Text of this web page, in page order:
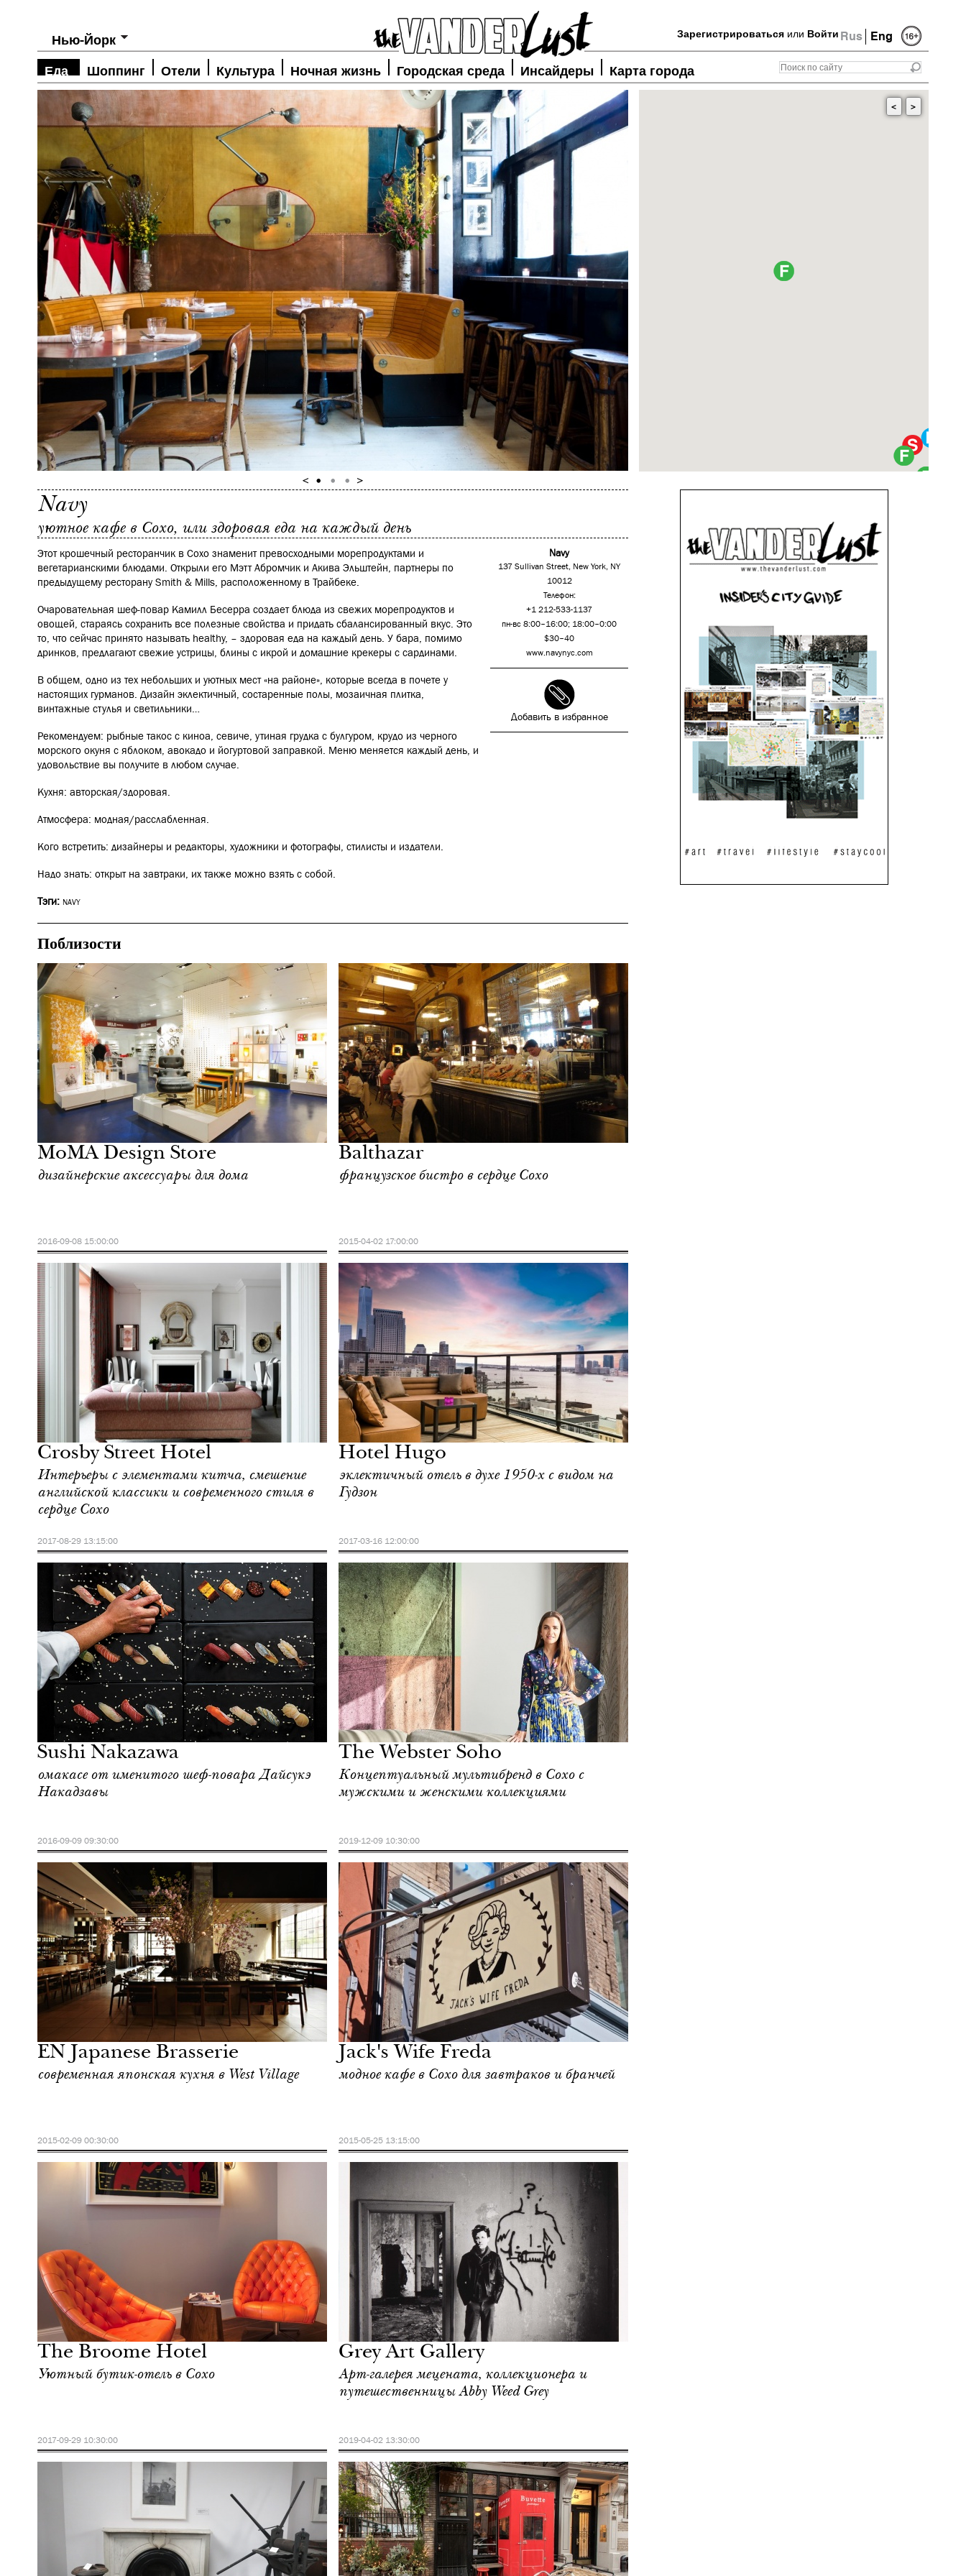
Rus Eng
Зарегистрироваться или Войти
Нью-Йорк
Еда Шоппинг Отели Культура Ночная жизнь Городская среда Инсайдеры Карта города
< >
Navy
уютное кафе в Сохо, или здоровая еда на каждый день
Navy
137 Sullivan Street, New York, NY
10012
Телефон:
+1 212-533-1137
пн-вс 8:00–16:00; 18:00–0:00
$30–40
www.navynyc.com
Добавить в избранное
Этот крошечный ресторанчик в Сохо знаменит превосходными морепродуктами и
вегетарианскими блюдами. Открыли его Мэтт Абромчик и Акива Эльштейн, партнеры по
предыдущему ресторану Smith & Mills, расположенному в Трайбеке.
Очаровательная шеф-повар Камилл Бесерра создает блюда из свежих морепродуктов и
овощей, стараясь сохранить все полезные свойства и придать сбалансированный вкус. Это
то, что сейчас принято называть healthy, – здоровая еда на каждый день. У бара, помимо
дринков, предлагают свежие устрицы, блины с икрой и домашние крекеры с сардинами.
В общем, одно из тех небольших и уютных мест «на районе», которые всегда в почете у
настоящих гурманов. Дизайн эклектичный, состаренные полы, мозаичная плитка,
винтажные стулья и светильники…
Рекомендуем: рыбные такос с киноа, севиче, утиная грудка с булгуром, крудо из черного
морского окуня с яблоком, авокадо и йогуртовой заправкой. Меню меняется каждый день, и
удовольствие вы получите в любом случае.
Кухня: авторская/здоровая.
Атмосфера: модная/расслабленная.
Кого встретить: дизайнеры и редакторы, художники и фотографы, стилисты и издатели.
Надо знать: открыт на завтраки, их также можно взять с собой.
Тэги: NAVY
Поблизости
MoMA Design Store
дизайнерские аксессуары для дома
2016-09-08 15:00:00
Еда
Нью-Йорк
Balthazar
французское бистро в сердце Сохо
2015-04-02 17:00:00
Crosby Street Hotel
Интерьеры с элементами китча, смешение
английской классики и современного стиля в
сердце Сохо
2017-08-29 13:15:00
Отели
Нью-Йорк
Hotel Hugo
эклектичный отель в духе 1950-х c видом на
Гудзон
2017-03-16 12:00:00
Sushi Nakazawa
омакасе от именитого шеф-повара Дайсукэ
Накадзавы
2016-09-09 09:30:00
Шоппинг
Нью-Йорк
The Webster Soho
Концептуальный мультибренд в Сохо c
мужскими и женскими коллекциями
2019-12-09 10:30:00
EN Japanese Brasserie
современная японская кухня в West Village
2015-02-09 00:30:00
Еда
Jack's Wife Freda
модное кафе в Сохо для завтраков и бранчей
2015-05-25 13:15:00
The Broome Hotel
Уютный бутик-отель в Сохо
2017-09-29 10:30:00
Культура
Нью-Йорк
Grey Art Gallery
Арт-галерея мецената, коллекционера и
путешественницы Abby Weed Grey
2019-04-02 13:30:00